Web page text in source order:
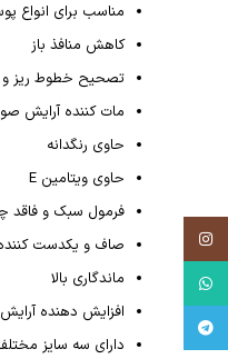
مناسب برای انواع
کاهش منافذ باز
تصحیح خطوط ریز
مات کننده آرایش
حاوی رنگدانه
حاوی ویتامین E
فرمول سبک و فاقد
صاف و یکدست
ماندگاری بالا
افزایش دهنده
دارای سه سایز
Instagram
WhatsApp